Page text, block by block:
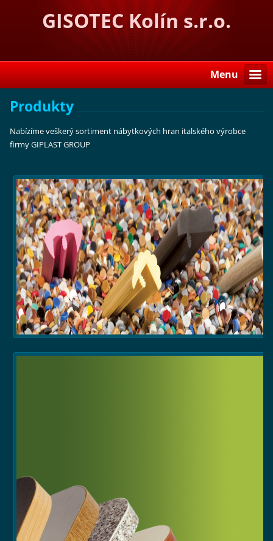
GISOTEC Kolín s.r.o.
Menu
Produkty
Nabízíme veškerý sortiment nábytkových hran italského výrobce
firmy GIPLAST GROUP